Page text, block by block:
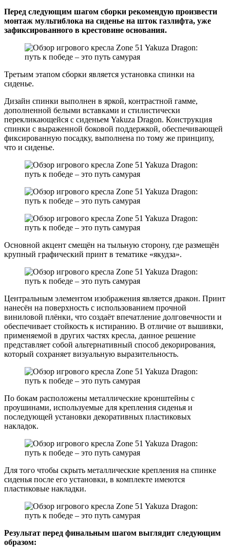
Перед следующим шагом сборки рекомендую произвести
монтаж мультиблока на сиденье на шток газлифта, уже
зафиксированного в крестовине основания.
Третьим этапом сборки является установка спинки на
сиденье.
Дизайн спинки выполнен в яркой, контрастной гамме,
дополненной белыми вставками и стилистически
перекликающейся с сиденьем Yakuza Dragon. Конструкция
спинки с выраженной боковой поддержкой, обеспечивающей
фиксированную посадку, выполнена по тому же принципу,
что и сиденье.
Основной акцент смещён на тыльную сторону, где размещён
крупный графический принт в тематике «якудза».
Центральным элементом изображения является дракон. Принт
нанесён на поверхность с использованием прочной
виниловой плёнки, что создаёт впечатление долговечности и
обеспечивает стойкость к истиранию. В отличие от вышивки,
применяемой в других частях кресла, данное решение
представляет собой альтернативный способ декорирования,
который сохраняет визуальную выразительность.
По бокам расположены металлические кронштейны с
проушинами, используемые для крепления сиденья и
последующей установки декоративных пластиковых
накладок.
Для того чтобы скрыть металлические крепления на спинке
сиденья после его установки, в комплекте имеются
пластиковые накладки.
Результат перед финальным шагом выглядит следующим
образом: